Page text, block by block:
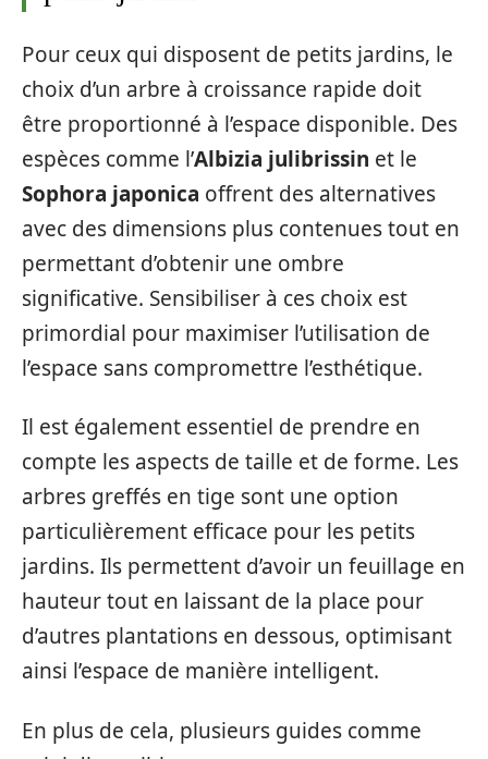
Pour ceux qui disposent de petits jardins, le
choix d’un arbre à croissance rapide doit
être proportionné à l’espace disponible. Des
espèces comme l’Albizia julibrissin et le
Sophora japonica offrent des alternatives
avec des dimensions plus contenues tout en
permettant d’obtenir une ombre
significative. Sensibiliser à ces choix est
primordial pour maximiser l’utilisation de
l’espace sans compromettre l’esthétique.
Il est également essentiel de prendre en
compte les aspects de taille et de forme. Les
arbres greffés en tige sont une option
particulièrement efficace pour les petits
jardins. Ils permettent d’avoir un feuillage en
hauteur tout en laissant de la place pour
d’autres plantations en dessous, optimisant
ainsi l’espace de manière intelligent.
En plus de cela, plusieurs guides comme